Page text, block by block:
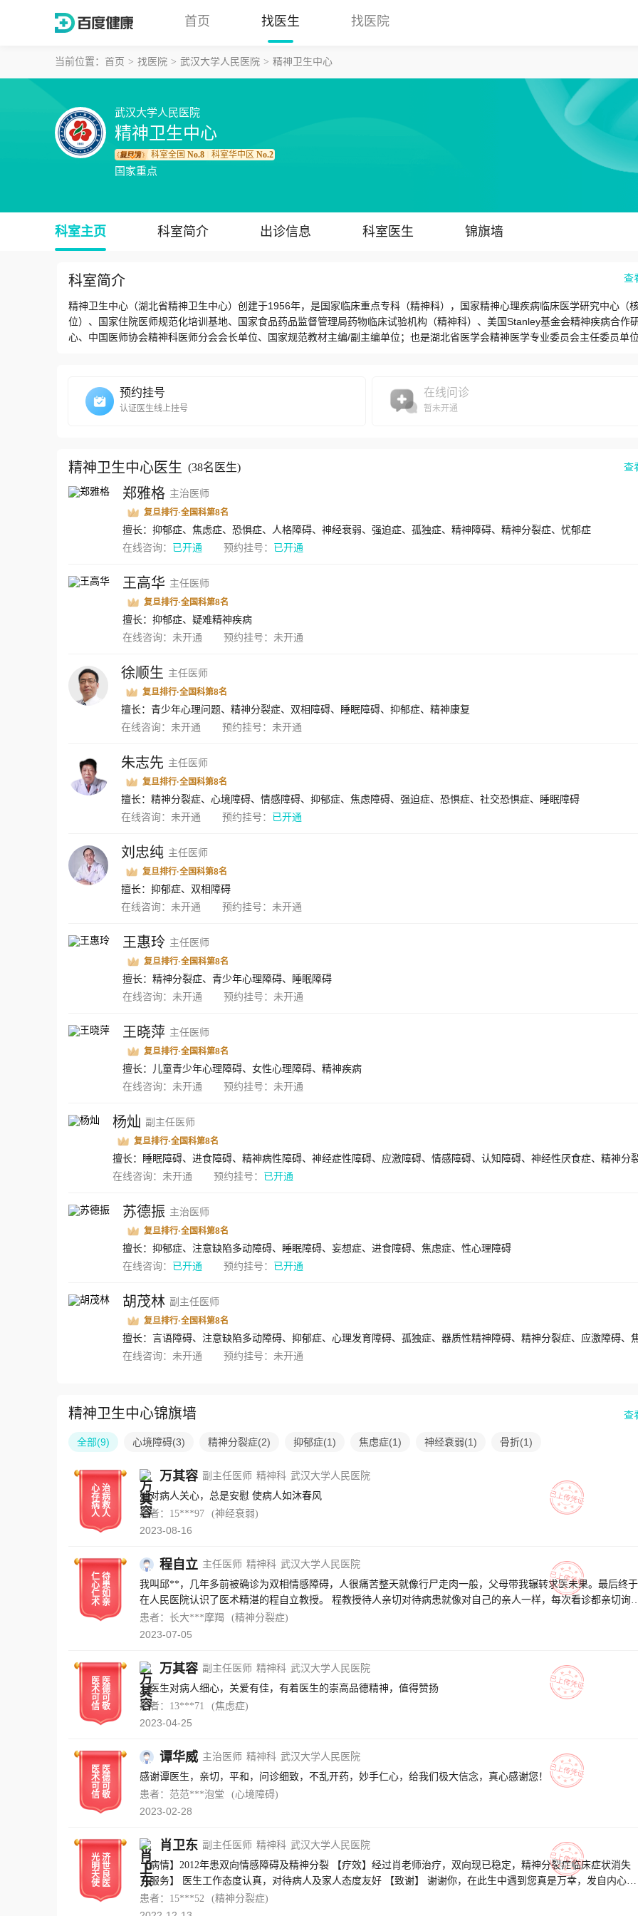
首页 找医生 找医院
当前位置： 首页 找医院 武汉大学人民医院 精神卫生中心
武汉大学人民医院
精神卫生中心
科室全国 No.8 科室华中区 No.2
国家重点
科室主页 科室简介 出诊信息 科室医生 锦旗墙
科室简介 查
精神卫生中心（湖北省精神卫生中心）创建于1956年，是国家临床重点专科（精神科），国家精神心理疾病临床医学研究中心（
位）、国家住院医师规范化培训基地、国家食品药品监督管理局药物临床试验机构（精神科）、美国Stanley基金会精神疾病合作
心、中国医师协会精神科医师分会会长单位、国家规范教材主编/副主编单位；也是湖北省医学会精神医学专业委员会主任委员单位
动站，是湖北省精神医学/临床心理学医疗、教学、科研、培训和公共卫生中心。连续多年入选“复旦大学专科声誉排行榜”和“中国医
影响力排名”的前十强。获全国卫生计生系统先进集体、"东方之星"救援先进集体称号。【临床医疗】本中心由精神科、临床心理科
Ⅲ科组成。现有开放病床348张，是国内最大规模的综合医院精神科，年门诊量和咨询量约20万人次，年住院量7000余人次。现有
大学精神病学和精神卫生教学基地和多所高校教学协作单位。为国家培养了近300名精神卫生专业本科生、硕士生、博士生，并培
会，和美、日、法、德等国相关机构建立长期的学术合作关系。【科研】本中心是卫生部、教育部《精神病学》五、七年制编写单
年制统编教材副主编单位。根据精神病学与精神卫生学国内外发展趋势和需要，制定了科研中长期发展规划，组成临床精神药理、
神病学、临床精神病学（老年精神病学、儿童精神病学、抑郁症、精神分裂症4个亚专业）、临床心理学和司法精神病学等稳定研
研究方向。中心作为湖北省神经精神病研究所的重要组成部分，实验室拥有分子生物学、细胞学、动物行为学和心理评估等研究平
国STANLEY基金重大国际合作项目6项、国家自然科学基金项目？项、“十一·五”、“十二·五”科技攻关项目、国家重点研发计划及
项目各1项。获得湖北省人民政府科技进步奖贰等奖3项，省卫生厅科技进步奖2项，武汉市科技进步奖2项，上海粟中华2007精神
奖1项。近5年在国内外重要刊物上发表论文200余篇，SCI收录论文60余篇，在抑郁症基础与临床研究、弓形虫与精神疾病、精神
代谢、动物模型与神经再生、儿童精神病、认知行为治疗领域已形成研究特色。获湖北省科技进步二等奖3项。【公共卫生】作为
项目，组建了我省三级精神卫生服务体系和网络信息系统。协助省级卫生行政部门起草有关精神疾病预防控制相关的法律、法规及
对全省精神卫生工作的实施进行质量监控和效果评估。负责全省严重精神障碍管理治疗项目工作的组织与实施，为政府决策提供依
极响应国家实施“分级诊疗”的医改新思路，建立了省-市-县精神卫生多种模式医疗联合体。和武昌区残联共建以街道为基本单元的
阳光家园项目，受到国家卫计委、中残联领导和专家的高度赞扬。2015年被国家卫计委制作成《阳光行动情暖荆楚》示教片，供全
和参考。在省直工委、省卫计委的领导下，在省直机关医院专设干部心理咨询室。协助全省50余所高校共建大学生心理健康中心，
供安全保障，开设医务人员心理咨询阳光屋，为全国首家医务人员专属心理咨询室。【司法鉴定】承担全国范围精神疾病司法鉴定
案例复核工作。
预约挂号
认证医生线上挂号
在线问诊
暂未开通
精神卫生中心医生 (38名医生) 查
郑雅格 主治医师
复旦排行·全国科第8名
擅长：抑郁症、焦虑症、恐惧症、人格障碍、神经衰弱、强迫症、孤独症、精神障碍、精神分裂症、忧郁症
在线咨询： 已开通 预约挂号： 已开通
王高华 主任医师
复旦排行·全国科第8名
擅长：抑郁症、疑难精神疾病
在线咨询： 未开通 预约挂号： 未开通
徐顺生 主任医师
复旦排行·全国科第8名
擅长：青少年心理问题、精神分裂症、双相障碍、睡眠障碍、抑郁症、精神康复
在线咨询： 未开通 预约挂号： 未开通
朱志先 主任医师
复旦排行·全国科第8名
擅长：精神分裂症、心境障碍、情感障碍、抑郁症、焦虑障碍、强迫症、恐惧症、社交恐惧症、睡眠障碍
在线咨询： 未开通 预约挂号： 已开通
刘忠纯 主任医师
复旦排行·全国科第8名
擅长：抑郁症、双相障碍
在线咨询： 未开通 预约挂号： 未开通
王惠玲 主任医师
复旦排行·全国科第8名
擅长：精神分裂症、青少年心理障碍、睡眠障碍
在线咨询： 未开通 预约挂号： 未开通
王晓萍 主任医师
复旦排行·全国科第8名
擅长：儿童青少年心理障碍、女性心理障碍、精神疾病
在线咨询： 未开通 预约挂号： 未开通
杨灿 副主任医师
复旦排行·全国科第8名
在线咨询： 未开通 预约挂号： 已开通
苏德振 主治医师
复旦排行·全国科第8名
擅长：抑郁症、注意缺陷多动障碍、睡眠障碍、妄想症、进食障碍、焦虑症、性心理障碍
在线咨询： 已开通 预约挂号： 已开通
胡茂林 副主任医师
复旦排行·全国科第8名
在线咨询： 未开通 预约挂号： 未开通
精神卫生中心锦旗墙 查
全部(9) 心境障碍(3) 精神分裂症(2) 抑郁症(1) 焦虑症(1) 神经衰弱(1) 骨折(1)
心
存
病
人
治
病
救
人
万其容 副主任医师 精神科 武汉大学人民医院
她对病人关心，总是安慰 使病人如沐春风
患者：15***97
(神经衰弱)
2023-08-16
仁
心
仁
术
待
患
如
亲
程自立 主任医师 精神科 武汉大学人民医院
我叫邱**，几年多前被确诊为双相情感障碍，人很痛苦整天就像行尸走肉一般，父母带我辗转求医未果。最后终于
在人民医院认识了医术精湛的程自立教授。 程教授待人亲切对待病患就像对自己的亲人一样，每次看诊都亲切询
病情，经过程教授一段时间绞尽脑汁尽心尽力的治疗，我终于好转了太多太多，人正常了心情也变好了甚至和家里
人的紧张关系也缓解了，关键是大脑真的没再那么不舒服了，人能轻松顺其自然的生活了，如今我已经快好要减药
可亲可敬的程教授，还可以顺便给我做下心理疏导，没错，程教授就是这么负责任的一位可爱的人，每次坐诊都提
前来，认真为每一位患者看病，可他自己的身体也已经七八十岁了，但每次都能看到他不厌其烦绞尽脑汁的那个可
爱样子。 病情能恢复的这么理想，离不开程教授的仁心仁术待患如亲，在他的诊疗下我顺利度过了大学四年，成为
了一名本科毕业生，如今有一个值得托付的人，准备结婚了，感谢程教授，遇见您是我的幸运，诚挚的感谢您，祝
您身体健康家庭幸福安享晚年，与家人共聚天伦之乐！
患者：长大***摩羯 (精神分裂症)
2023-07-05
医
术
可
信
医
德
可
敬
万其容 副主任医师 精神科 武汉大学人民医院
万医生对病人细心，关爱有佳，有着医生的崇高品德精神，值得赞扬
患者：13***71
(焦虑症)
2023-04-25
医
术
可
信
医
德
可
敬
谭华威 主治医师 精神科 武汉大学人民医院
感谢谭医生，亲切，平和，问诊细致，不乱开药，妙手仁心，给我们极大信念，真心感谢您！
患者：范范***泡堂
(心境障碍)
2023-02-28
光
明
天
使
济
世
良
医
肖卫东 副主任医师 精神科 武汉大学人民医院
【病情】2012年患双向情感障碍及精神分裂 【疗效】经过肖老师治疗，双向现已稳定，精神分裂症临床症状消失
【服务】 医生工作态度认真，对待病人及家人态度友好 【致谢】 谢谢你，在此生中遇到您真是万幸，发自内心深
处的感谢，无以言表。是您把我从深渊中拽了出来，跪谢。
患者：15***52 (精神分裂症)